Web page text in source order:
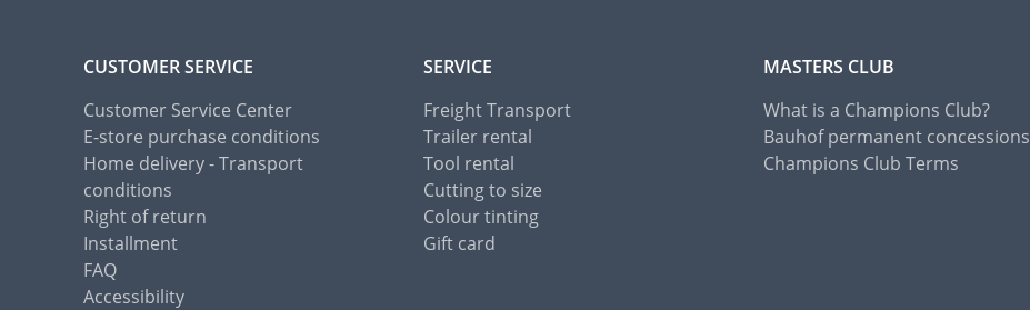
CUSTOMER SERVICE
Customer Service Center
E-store purchase conditions
Home delivery - Transport
conditions
Right of return
Installment
FAQ
Accessibility
SERVICE
Freight Transport
Trailer rental
Tool rental
Cutting to size
Colour tinting
Gift card
MASTERS CLUB
What is a Champions Club?
Bauhof permanent concessions
Champions Club Terms